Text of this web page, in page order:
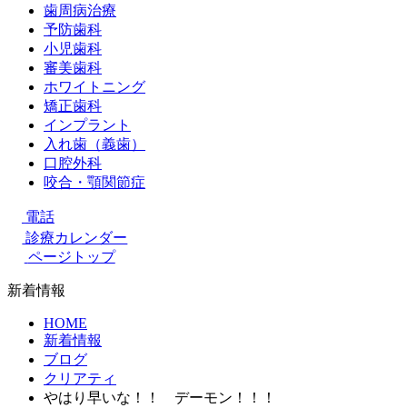
歯周病治療
予防歯科
小児歯科
審美歯科
ホワイトニング
矯正歯科
インプラント
入れ歯（義歯）
口腔外科
咬合・顎関節症
電話
診療カレンダー
ページトップ
新着情報
HOME
新着情報
ブログ
クリアティ
やはり早いな！！ デーモン！！！